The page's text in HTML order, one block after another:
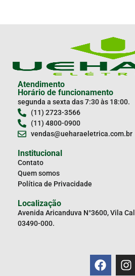
Atendimento
Horário de funcionamento
segunda a sexta das 7:30 às 18:00.
(11) 2723-3566
(11) 4800-0900
vendas@ueharaeletrica.com.br
Institucional
Contato
Quem somos
Política de Privacidade
Localização
Avenida Aricanduva N°3600, Vila
03490-000.